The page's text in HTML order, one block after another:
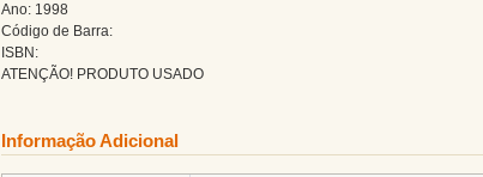
Ano: 1998
Código de Barra:
ISBN:
ATENÇÃO! PRODUTO USADO
Informação Adicional